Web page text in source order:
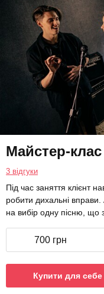
Майстер-
3 відгуки
Під час заняття клієнт
робити дихальні
на вибір одну пісню, що
700 грн
Купити для себе